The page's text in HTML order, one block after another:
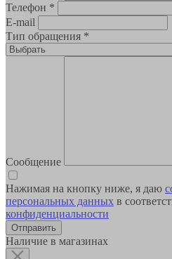
Телефон *
E-mail
Тип обращения *
Сообщение
Нажимая на кнопку ниже, я даю
персональных данных в
конфиденциальности
Наличие в магазинах